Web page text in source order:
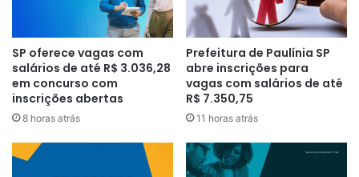
SP oferece vagas com
salários de até R$ 3.036,28
em concurso com
inscrições abertas
8 horas atrás
Prefeitura de Paulínia SP
abre inscrições para
vagas com salários de até
R$ 7.350,75
11 horas atrás